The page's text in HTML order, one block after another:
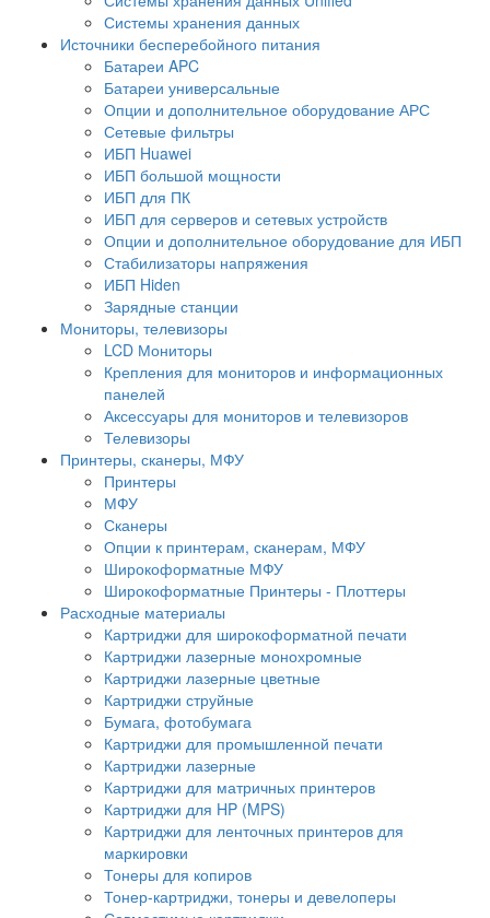
Системы хранения данных
Источники бесперебойного питания
Батареи APC
Батареи универсальные
Опции и дополнительное оборудование АРС
Сетевые фильтры
ИБП Huawei
ИБП большой мощности
ИБП для ПК
ИБП для серверов и сетевых устройств
Опции и дополнительное оборудование для ИБП
Стабилизаторы напряжения
ИБП Hiden
Зарядные станции
Мониторы, телевизоры
LCD Мониторы
Крепления для мониторов и информационных
панелей
Аксессуары для мониторов и телевизоров
Телевизоры
Принтеры, сканеры, МФУ
Принтеры
МФУ
Сканеры
Опции к принтерам, сканерам, МФУ
Широкоформатные МФУ
Широкоформатные Принтеры - Плоттеры
Расходные материалы
Картриджи для широкоформатной печати
Картриджи лазерные монохромные
Картриджи лазерные цветные
Картриджи струйные
Бумага, фотобумага
Картриджи для промышленной печати
Картриджи лазерные
Картриджи для матричных принтеров
Картриджи для HP (MPS)
Картриджи для ленточных принтеров для
маркировки
Тонеры для копиров
Тонер-картриджи, тонеры и девелоперы